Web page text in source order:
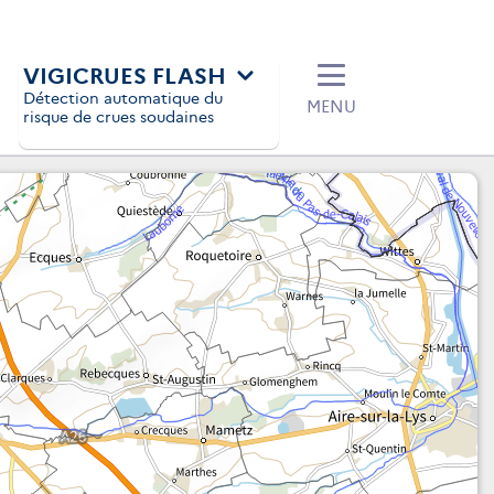
VIGICRUES FLASH
Détection automatique du
risque de crues soudaines
MENU